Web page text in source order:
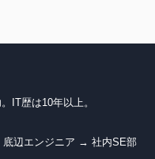
IT歴は10年以上。
辺エンジニア → 社内SE部